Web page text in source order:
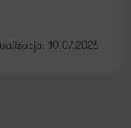
10.07.2026